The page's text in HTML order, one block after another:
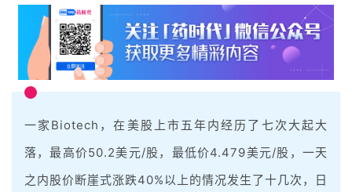
一家Biotech，在美股上市五年内经历了七次大起大
落，最高价50.2美元/股，最低价4.479美元/股，一天
之内股价断崖式涨跌40%以上的情况发生了十几次，日